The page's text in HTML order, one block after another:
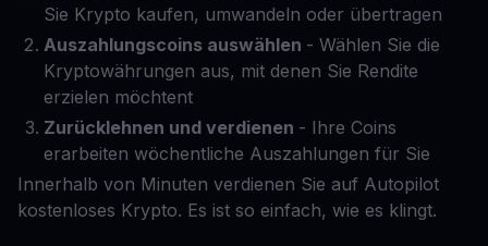
Sie Krypto kaufen, umwandeln oder übertragen
Auszahlungscoins auswählen - Wählen Sie die
Kryptowährungen aus, mit denen Sie Rendite
erzielen möchtent
Zurücklehnen und verdienen - Ihre Coins
erarbeiten wöchentliche Auszahlungen für Sie
Innerhalb von Minuten verdienen Sie auf Autopilot
kostenloses Krypto. Es ist so einfach, wie es klingt.